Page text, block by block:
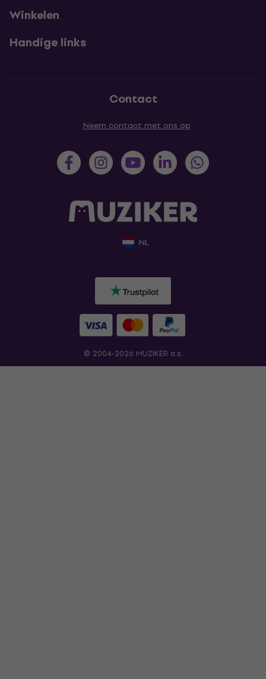
Winkelen
Handige links
Contact
Neem contact met ons op
NL
© 2004-2026 MUZIKER a.s.